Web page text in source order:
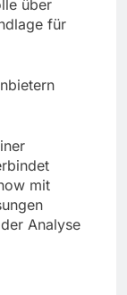
über
für
mit
Analyse